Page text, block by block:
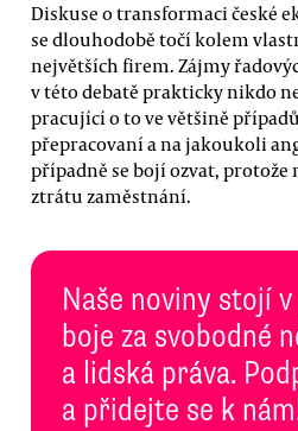
Diskuse o transformaci české
se dlouhodobě točí kolem
největších firem. Zájmy
v této debatě prakticky nikdo
pracující o to ve většině
přepracovaní a na jakoukoli
případně se bojí ozvat,
ztrátu zaměstnání.
Naše noviny stojí
boje za svobodné
a lidská práva.
a přidejte se k